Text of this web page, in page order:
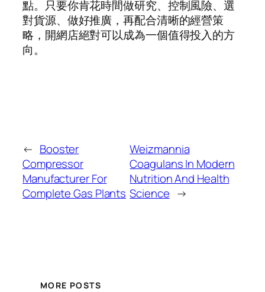
點。只要你肯花時間做研究、控制風險、選
對貨源、做好推廣，再配合清晰的經營策
略，開網店絕對可以成為一個值得投入的方
向。
← Booster
Compressor
Manufacturer For
Complete Gas Plants
Weizmannia
Coagulans In Modern
Nutrition And Health
Science →
MORE POSTS